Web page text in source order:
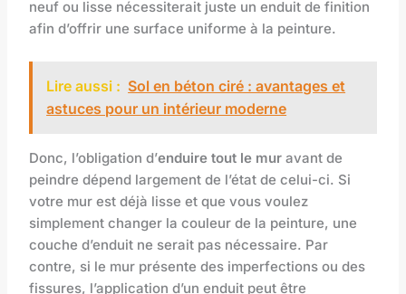
neuf ou lisse nécessiterait juste un enduit de finition
afin d’offrir une surface uniforme à la peinture.
Lire aussi : Sol en béton ciré : avantages et
astuces pour un intérieur moderne
Donc, l’obligation d’enduire tout le mur avant de
peindre dépend largement de l’état de celui-ci. Si
votre mur est déjà lisse et que vous voulez
simplement changer la couleur de la peinture, une
couche d’enduit ne serait pas nécessaire. Par
contre, si le mur présente des imperfections ou des
fissures, l’application d’un enduit peut être